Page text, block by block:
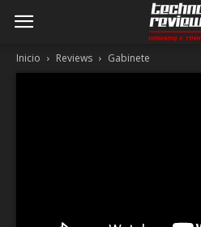
Inicio Reviews Gabinete